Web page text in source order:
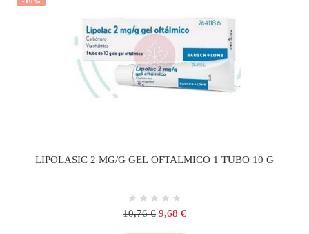
LIPOLASIC 2 MG/G GEL OFTALMICO 1 TUBO 10 G
Precio
10,76 € Precio
9,68 €